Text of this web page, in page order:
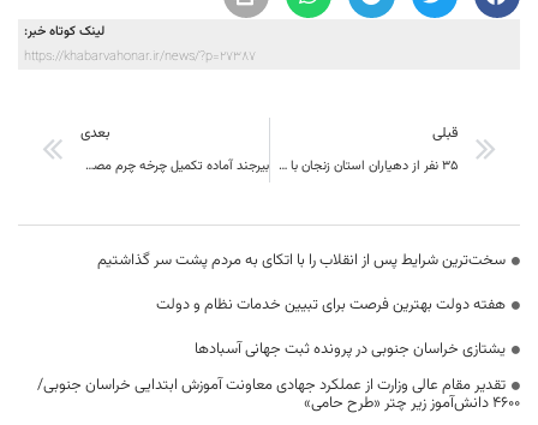
لینک کوتاه خبر:
https://khabarvahonar.ir/news/?p=27387
قبلی
۳۵ نفر از دهیاران استان زنجان با هدف آشنایی طرح های گردشگری و اقامتگاه های بومگردی به سرایان سفر کردند
بعدی
بیرجند آماده تکمیل چرخه چرم مصنوعی شرق کشور
سخت‌ترین شرایط پس از انقلاب را با اتکای به مردم پشت سر گذاشتیم
هفته دولت بهترین فرصت برای تبیین خدمات نظام و دولت
یشتازی خراسان جنوبی در پرونده ثبت جهانی آسبادها
تقدیر مقام عالی وزارت از عملکرد جهادی معاونت آموزش ابتدایی خراسان جنوبی/
۴۶۰۰ دانش‌آموز زیر چتر «طرح حامی»